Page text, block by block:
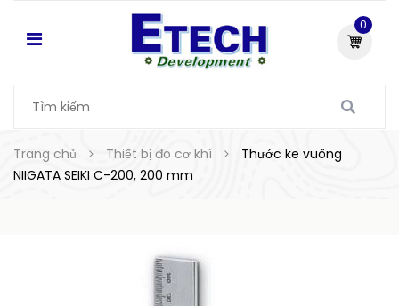
0
Trang chủ Thiết bị đo cơ khí
Thước ke vuông
NIIGATA SEIKI C-200, 200 mm